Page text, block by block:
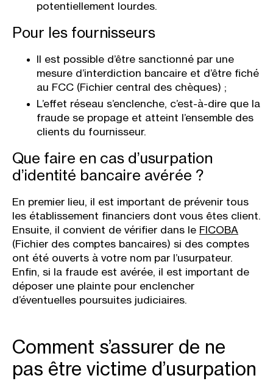
potentiellement lourdes.
Pour les fournisseurs
Il est possible d’être sanctionné par une
mesure d’interdiction bancaire et d’être fiché
au FCC (Fichier central des chèques) ;
L’effet réseau s’enclenche, c’est-à-dire que la
fraude se propage et atteint l’ensemble des
clients du fournisseur.
Que faire en cas d’usurpation
d’identité bancaire avérée ?
En premier lieu, il est important de prévenir tous
les établissement financiers dont vous êtes client.
Ensuite, il convient de vérifier dans le FICOBA
(Fichier des comptes bancaires) si des comptes
ont été ouverts à votre nom par l’usurpateur.
Enfin, si la fraude est avérée, il est important de
déposer une plainte pour enclencher
d’éventuelles poursuites judiciaires.
Comment s’assurer de ne
pas être victime d’usurpation